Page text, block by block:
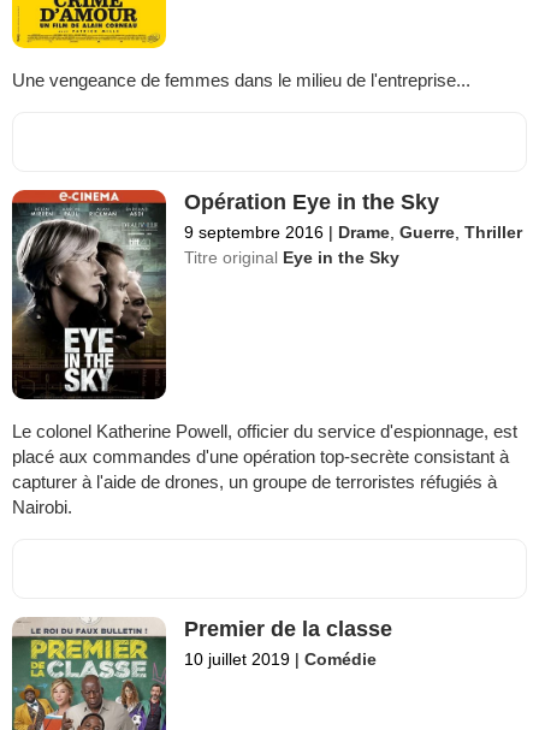
Une vengeance de femmes dans le milieu de l'entreprise...
Opération Eye in the Sky
9 septembre 2016 | Drame,Guerre,Thriller
Titre original Eye in the Sky
Le colonel Katherine Powell, officier du service d'espionnage, est
placé aux commandes d'une opération top-secrète consistant à
capturer à l'aide de drones, un groupe de terroristes réfugiés à
Nairobi.
Premier de la classe
10 juillet 2019 | Comédie